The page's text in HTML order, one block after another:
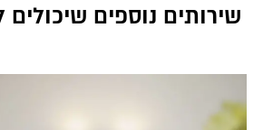
שירותים נוספים שיכולים